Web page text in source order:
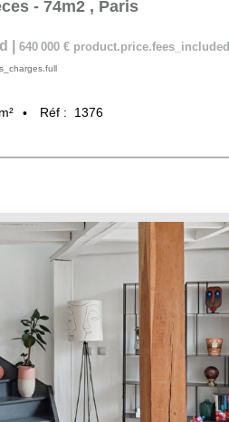
- 74m2 , Paris
640 000 € product.price.fees_included
m² Réf : 1376